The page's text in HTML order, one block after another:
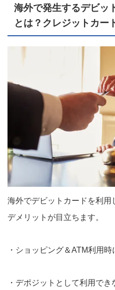
海外で発生するデビッ
とは？クレジットカー
海外でデビットカードを利用
デメリットが目立ちます。
・ショッピング＆ATM利用
・デポジットとして利用でき